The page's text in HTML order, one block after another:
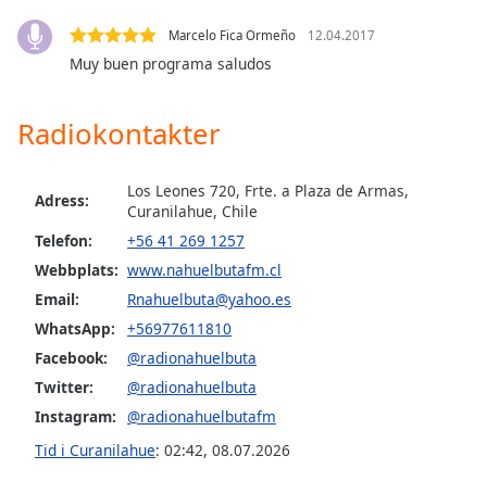
subtitles
settings
dialog
off,
selected
Audio
Track
in-
Fullscreen
window.
Marcelo Fica Ormeño 12.04.2017
Muy buen programa saludos
Radiokontakter
Adress:
Los Leones 720, Frte. a Plaza de Armas,
Curanilahue, Chile
Telefon:
+56 41 269 1257
Webbplats: www.nahuelbutafm.cl
Email:
Rnahuelbuta@yahoo.es
WhatsApp:
+56977611810
Facebook:
@radionahuelbuta
Twitter:
@radionahuelbuta
Instagram: @radionahuelbutafm
Tid i Curanilahue: 02:42, 08.07.2026